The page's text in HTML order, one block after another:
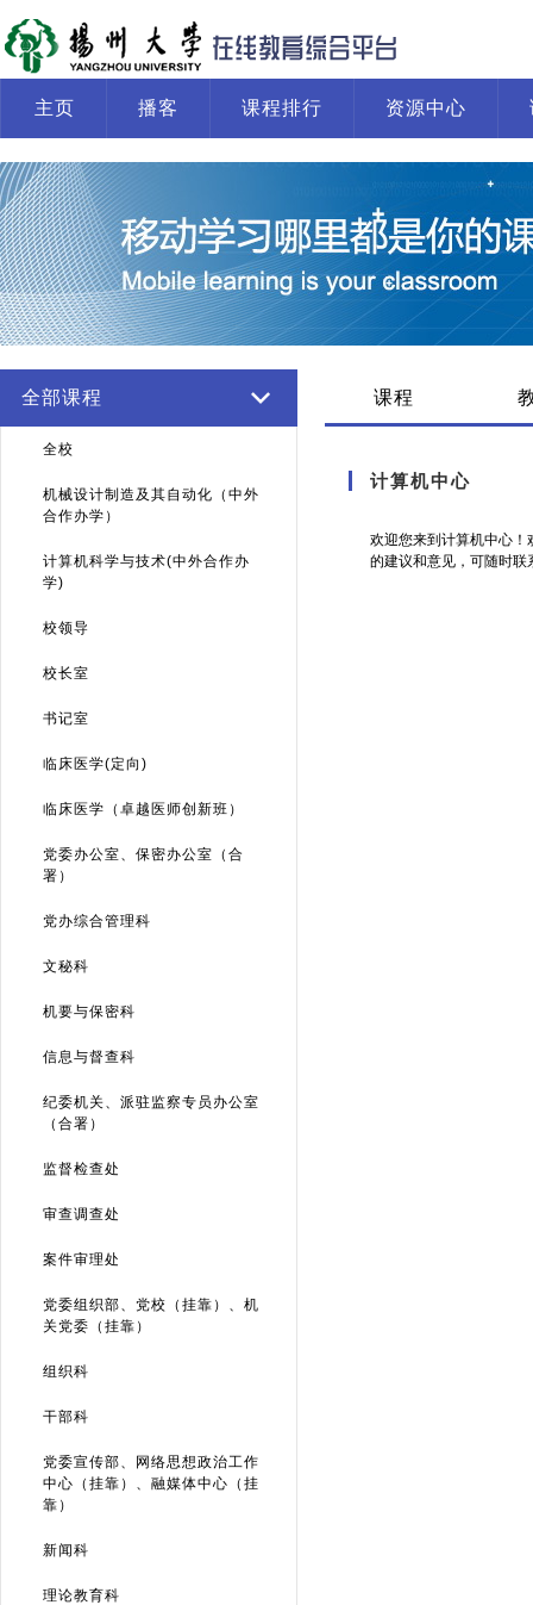
主页 播客 课程排行 资源中心
全部课程
全校
机械设计制造及其自动化（中外
合作办学）
计算机科学与技术(中外合作办
学)
校领导
校长室
书记室
临床医学(定向)
临床医学（卓越医师创新班）
党委办公室、保密办公室（合
署）
党办综合管理科
文秘科
机要与保密科
信息与督查科
纪委机关、派驻监察专员办公室
（合署）
监督检查处
审查调查处
案件审理处
党委组织部、党校（挂靠）、机
关党委（挂靠）
组织科
干部科
党委宣传部、网络思想政治工作
中心（挂靠）、融媒体中心（挂
靠）
新闻科
理论教育科
课程
计算机中心
欢迎您来到计算机中心
的建议和意见，可随时联